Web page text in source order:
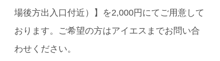
場後方出入口付近）】を2,000円にてご用意して
おります。ご希望の方はアイエスまでお問い合
わせください。